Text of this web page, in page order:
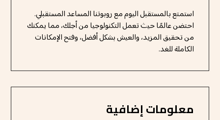
استمتع بالمستقبل اليوم مع روبوتنا المساعد المستقبلي.
احتضن عالمًا حيث تعمل التكنولوجيا من أجلك، مما يمكنك
من تحقيق المزيد، والعيش بشكل أفضل، وفتح الإمكانات
الكاملة للغد.
معلومات إضافية